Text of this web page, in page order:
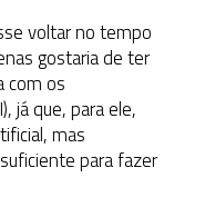
voltar no tempo
gostaria de ter
com os
já que, para ele,
mas
para fazer